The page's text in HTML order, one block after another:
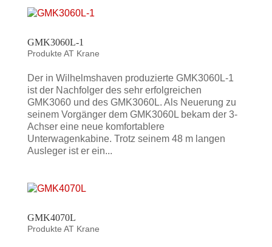
GMK3060L-1
Produkte AT Krane
Der in Wilhelmshaven produzierte GMK3060L-1
ist der Nachfolger des sehr erfolgreichen
GMK3060 und des GMK3060L. Als Neuerung zu
seinem Vorgänger dem GMK3060L bekam der 3-
Achser eine neue komfortablere
Unterwagenkabine. Trotz seinem 48 m langen
Ausleger ist er ein...
GMK4070L
Produkte AT Krane